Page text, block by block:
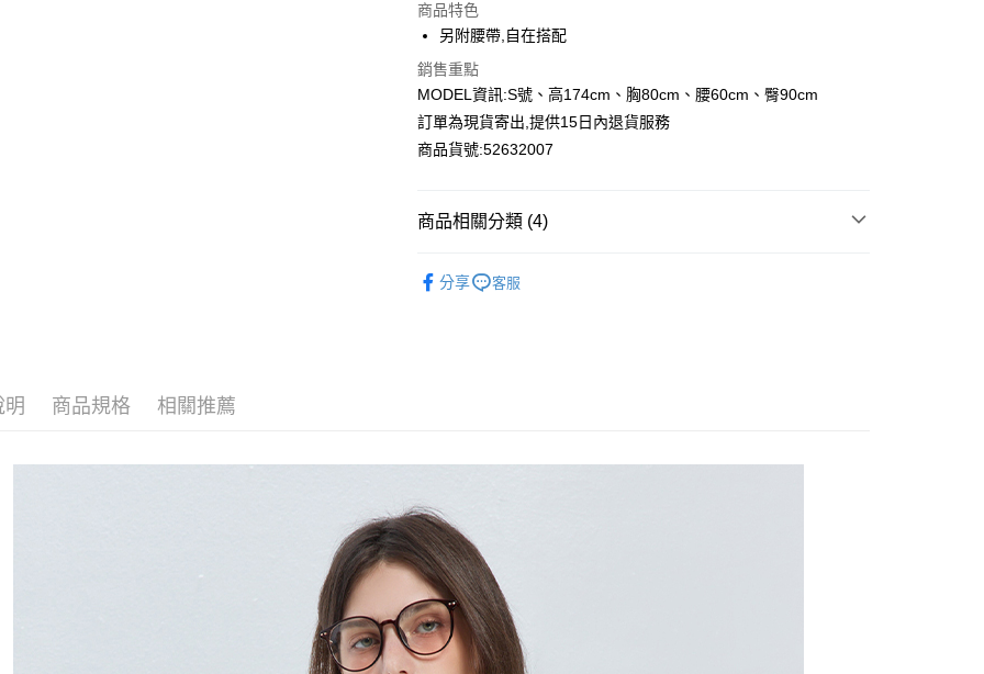
LINE Pay
Apple Pay
全家付款取貨
付款後全家取貨
每筆NT$80，滿NT$2,000(含以上)免運費
宅配
每筆NT$120，滿NT$2,000(含以上)免運費
離島宅配
每筆NT$400，滿NT$2,000(含以上)免運費
付款後門市自取
商品特色
另附腰帶,自在搭配
銷售重點
MODEL資訊:S號、高174cm、胸80cm、腰60cm、臀90cm
訂單為現貨寄出,提供15日內退貨服務
商品貨號:52632007
商品相關分類 (4)
分享 客服
明 商品規格 相關推薦